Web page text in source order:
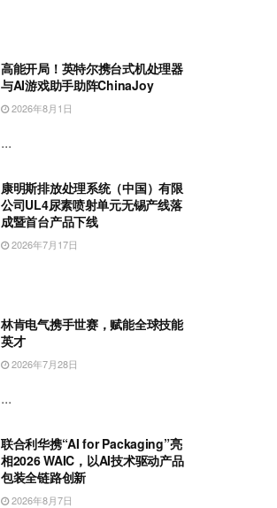
高能开局！英特尔携台式机处理器
与AI游戏助手助阵ChinaJoy
2026年8月1日
...
康明斯排放处理系统（中国）有限
公司UL4尿素喷射单元无锡产线落
成暨首台产品下线
2026年7月17日
林肯电气携手世赛，赋能全球技能
英才
2026年7月28日
...
联合利华携“AI for Packaging”亮
相2026 WAIC，以AI技术驱动产品
包装全链路创新
2026年8月7日